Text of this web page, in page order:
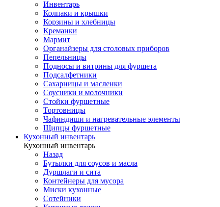
Инвентарь
Колпаки и крышки
Корзины и хлебницы
Креманки
Мармит
Органайзеры для столовых приборов
Пепельницы
Подносы и витрины для фуршета
Подсалфетники
Сахарницы и масленки
Соусники и молочники
Стойки фуршетные
Тортовницы
Чафиндиши и нагревательные элементы
Щипцы фуршетные
Кухонный инвентарь
Кухонный инвентарь
Назад
Бутылки для соусов и масла
Дуршлаги и сита
Контейнеры для мусора
Миски кухонные
Сотейники